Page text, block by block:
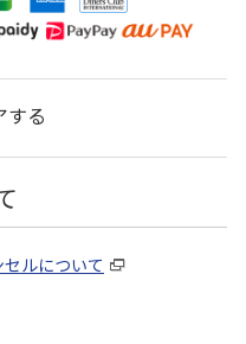
する
ルについて